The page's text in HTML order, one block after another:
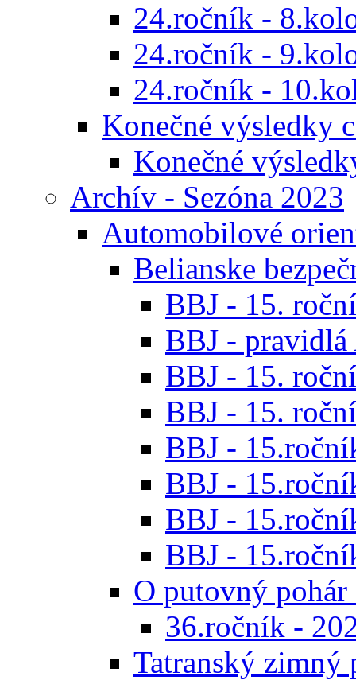
24.ročník -
24.ročník -
24.ročník -
Konečné výsledky
Konečné
Archív - Sezóna 2023
Automobilové
Belianske
BBJ - 15.
BBJ - pravidlá
BBJ - 15.
BBJ - 15.
BBJ -
BBJ -
BBJ -
BBJ -
O putovný
36.ročník -
Tatranský zimný